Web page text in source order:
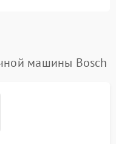
машины Bosch